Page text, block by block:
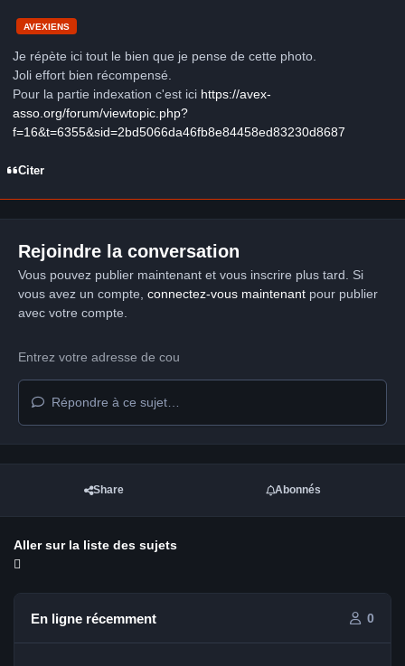
AVEXIENS
Je répète ici tout le bien que je pense de cette photo.
Joli effort bien récompensé.
Pour la partie indexation c'est ici https://avex-
asso.org/forum/viewtopic.php?
f=16&t=6355&sid=2bd5066da46fb8e84458ed83230d8687
Citer
Rejoindre la conversation
Vous pouvez publier maintenant et vous inscrire plus tard. Si
vous avez un compte, connectez-vous maintenantpour publier
avec votre compte.
Répondre à ce sujet…
Share Abonnés
Aller sur la liste des sujets
En ligne récemment 0